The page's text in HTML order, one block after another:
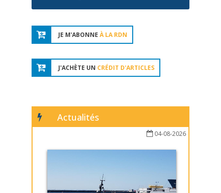
JE M'ABONNE À LA RDN
J'ACHÈTE UN CRÉDIT D'ARTICLES
Actualités
04-08-2026